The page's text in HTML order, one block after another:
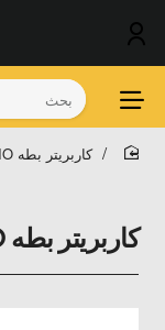
بحث
كاربريتر بطه DIO
كاربريتر بطه DIO